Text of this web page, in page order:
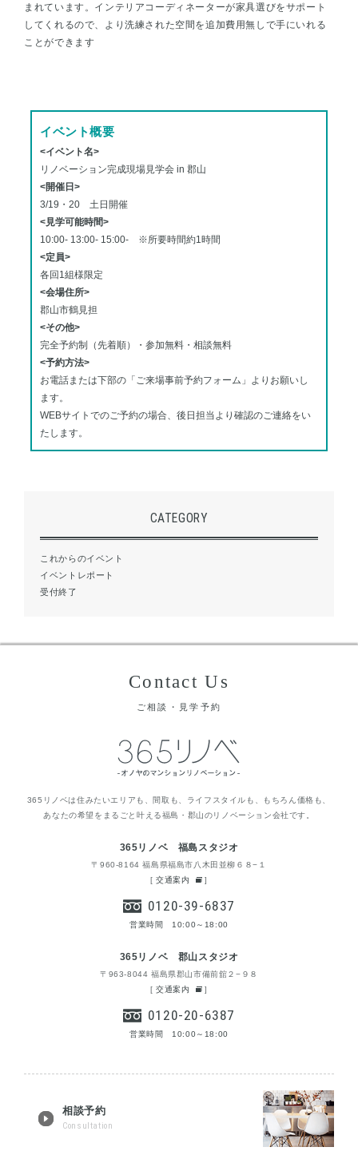
まれています。インテリアコーディネーターが家具選びをサポート
してくれるので、より洗練された空間を追加費用無しで手にいれる
ことができます
イベント概要
<イベント名>
リノベーション完成現場見学会 in 郡山
<開催日>
3/19・20 土日開催
<見学可能時間>
10:00- 13:00- 15:00- ※所要時間約1時間
<定員>
各回1組様限定
<会場住所>
郡山市鶴見担
<その他>
完全予約制（先着順）・参加無料・相談無料
<予約方法>
お電話または下部の「 ご来場事前予約フォーム 」よりお願いし
ます。
WEBサイトでのご予約の場合、後日担当より確認のご連絡をい
たします。
CATEGORY
これからのイベント
イベントレポート
受付終了
Contact Us
ご相談・見学予約
365リノベは住みたいエリアも、間取も、ライフスタイルも、もちろん価格も、
あなたの希望をまるごと叶える福島・郡山のリノベーション会社です。
365リノベ 福島スタジオ
〒960-8164 福島県福島市八木田並柳６８−１
[交通案内 ]
0120-39-6837
営業時間 10:00～18:00
365リノベ 郡山スタジオ
〒963-8044 福島県郡山市備前舘２−９８
[交通案内 ]
0120-20-6387
営業時間 10:00～18:00
相談予約
Consultation